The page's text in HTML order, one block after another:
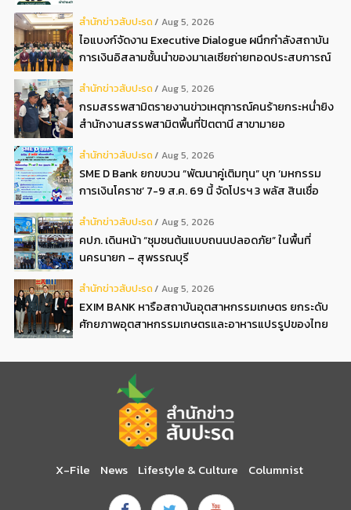
สํานักข่าวสับปะรด Aug 5, 2026
ไอแบงก์จัดงาน Executive Dialogue ผนึกกำลังสถาบัน
การเงินอิสลามชั้นนำของมาเลเซียถ่ายทอดประสบการณ์
อิสลามแห่งอนาคต
สํานักข่าวสับปะรด Aug 5, 2026
กรมสรรพสามิตรายงานข่าวเหตุการณ์คนร้ายกระหน่ำยิง
สำนักงานสรรพสามิตพื้นที่ปัตตานี สาขามายอ
สํานักข่าวสับปะรด Aug 5, 2026
SME D Bank ยกขบวน “พัฒนาคู่เติมทุน” บุก ‘มหกรรม
การเงินโคราช’ 7-9 ส.ค. 69 นี้ จัดโปรฯ 3 พลัส สินเชื่อ
สํานักข่าวสับปะรด Aug 5, 2026
คปภ. เดินหน้า “ชุมชนต้นแบบถนนปลอดภัย” ในพื้นที่
นครนายก – สุพรรณบุรี
สํานักข่าวสับปะรด Aug 5, 2026
EXIM BANK หารือสถาบันอุตสาหกรรมเกษตร ยกระดับ
ศักยภาพอุตสาหกรรมเกษตรและอาหารแปรรูปของไทย
X-File News Lifestyle & Culture Columnist